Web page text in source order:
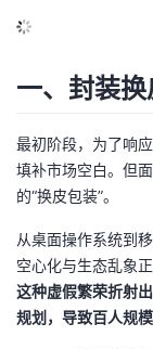
子
直
的
动
我
关
注
堂
课
程
的
认
证
我
的
实
我
的
术
持
云
建
议
一、封装
最初阶段，为了响
填补市场空白。但
的“换皮包装”。
从桌面操作系统到
空心化与生态乱象
这种虚假繁荣折射
规划，导致百人规